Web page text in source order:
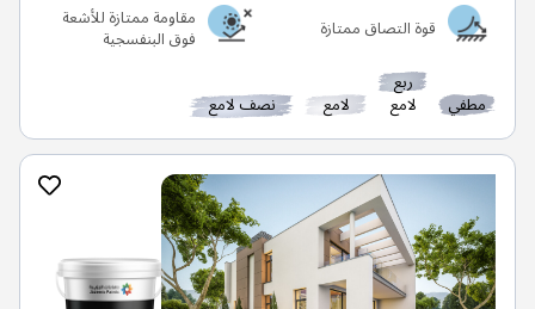
قوة التصاق ممتازة
مقاومة ممتازة للأشعة
فوق البنفسجية
مطفي
ربع
لامع لامع نصف لامع